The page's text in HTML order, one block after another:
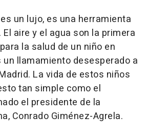
un lujo, es una herramienta
aire y el agua son la primera
la salud de un niño en
llamamiento desesperado a
La vida de estos niños
tan simple como el
el presidente de la
Conrado Giménez-Agrela.